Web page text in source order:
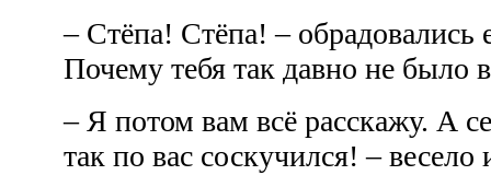
– Стёпа! Стёпа! – обрадовались
Почему тебя так давно не было
– Я потом вам всё расскажу. А
так по вас соскучился! –